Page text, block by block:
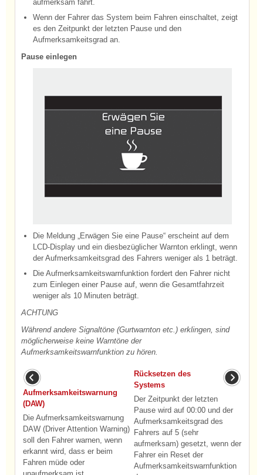
aufmerksam fährt.
Wenn der Fahrer das System beim Fahren einschaltet, zeigt
es den Zeitpunkt der letzten Pause und den
Aufmerksamkeitsgrad an.
Pause einlegen
Die Meldung „Erwägen Sie eine Pause“ erscheint auf dem
LCD-Display und ein diesbezüglicher Warnton erklingt, wenn
der Aufmerksamkeitsgrad des Fahrers weniger als 1 beträgt.
Die Aufmerksamkeitswarnfunktion fordert den Fahrer nicht
zum Einlegen einer Pause auf, wenn die Gesamtfahrzeit
weniger als 10 Minuten beträgt.
ACHTUNG
Während andere Signaltöne (Gurtwarnton etc.) erklingen, sind
möglicherweise keine Warntöne der
Aufmerksamkeitswarnfunktion zu hören.
Aufmerksamkeitswarnung
(DAW)
Die Aufmerksamkeitswarnung
DAW (Driver Attention Warning)
soll den Fahrer warnen, wenn
erkannt wird, dass er beim
Fahren müde oder
Rücksetzen des
Systems
Der Zeitpunkt der letzten
Pause wird auf 00:00 und der
Aufmerksamkeitsgrad des
Fahrers auf 5 (sehr
aufmerksam) gesetzt, wenn der
Fahrer ein Reset der
Aufmerksamkeitswarnfunktion